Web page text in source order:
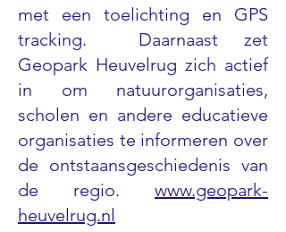
met een toelichting en GPS
tracking. Daarnaast zet
Geopark Heuvelrug zich actief
in om natuurorganisaties,
scholen en andere educatieve
organisaties te informeren over
de ontstaansgeschiedenis van
de regio. www.geopark-
heuvelrug.nl